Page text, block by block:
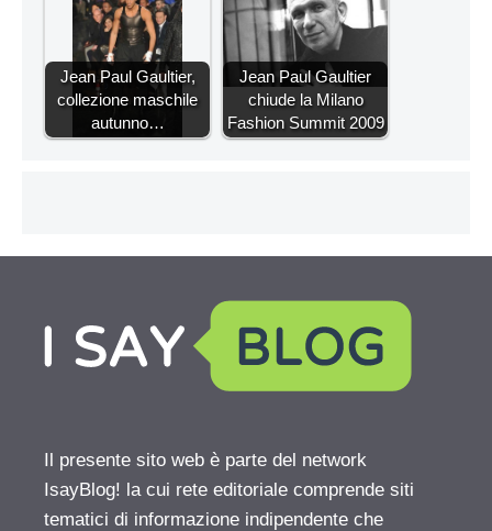
Jean Paul Gaultier,
collezione maschile
autunno…
Jean Paul Gaultier
chiude la Milano
Fashion Summit 2009
Il presente sito web è parte del network
IsayBlog! la cui rete editoriale comprende siti
tematici di informazione indipendente che